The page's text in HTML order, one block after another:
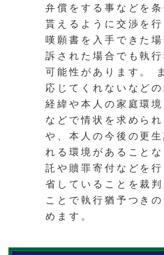
弁償をする事などを
貰えるように交渉を
嘆願書を入手できた
訴された場合でも執
可能性があります。
応じてくれないなど
経緯や本人の家庭環
などで情状を求めら
や、本人の今後の更
れる環境があること
託や贖罪寄付などを
省していることを裁
ことで執行猶予つき
めます。